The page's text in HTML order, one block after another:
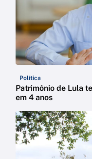
Política
Patrimônio de Lula
em 4 anos